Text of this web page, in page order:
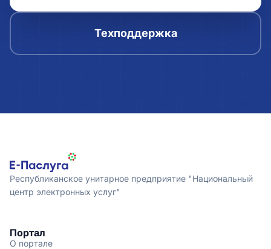
Техподдержка
Республиканское унитарное предприятие "Национальный
центр электронных услуг"
Портал
О портале